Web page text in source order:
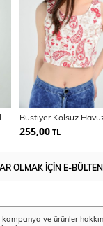
255,00 TL
OLMAK İÇİN E-
kampanya ve ürünler